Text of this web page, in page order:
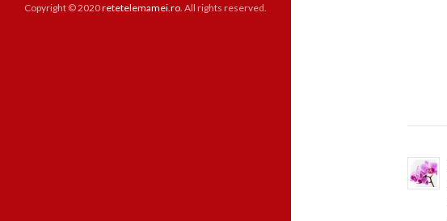
Copyright © 2020retetelemamei.ro. All rights reserved.